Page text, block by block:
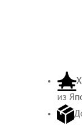
из